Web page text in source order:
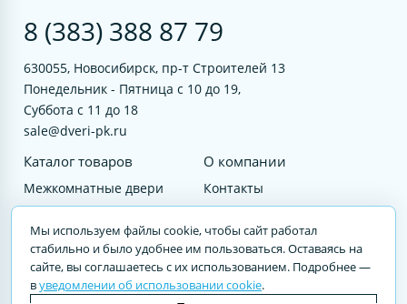
8 (383) 388 87 79
630055, Новосибирск, пр-т Строителей 13
Понедельник - Пятница с 10 до 19,
Суббота с 11 до 18
sale@dveri-pk.ru
Каталог товаров
Межкомнатные двери
Входные двери
Услуги
О компании
Контакты
© 2023 DVERI-PK.RU Авторские права защищены. Полное или частичное
Мы используем файлы cookie, чтобы сайт работал
стабильно и было удобнее им пользоваться. Оставаясь на
сайте, вы соглашаетесь с их использованием. Подробнее —
вуведомлении об использовании cookie.